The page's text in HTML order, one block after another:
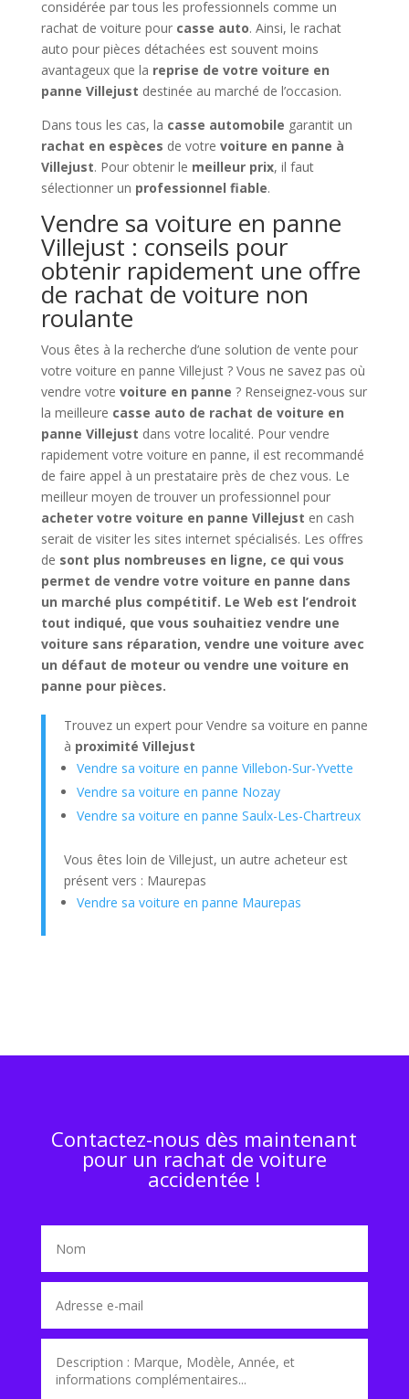
considérée par tous les professionnels comme un
rachat de voiture pour casse auto. Ainsi, le rachat
auto pour pièces détachées est souvent moins
avantageux que la reprise de votre voiture en
panne Villejust destinée au marché de l’occasion.
Dans tous les cas, la casse automobile garantit un
rachat en espèces de votre voiture en panne à
Villejust. Pour obtenir le meilleur prix, il faut
sélectionner un professionnel fiable.
Vendre sa voiture en panne
Villejust : conseils pour
obtenir rapidement une offre
de rachat de voiture non
roulante
Vous êtes à la recherche d’une solution de vente pour
votre voiture en panne Villejust ? Vous ne savez pas où
vendre votre voiture en panne ? Renseignez-vous sur
la meilleure casse auto de rachat de voiture en
panne Villejust dans votre localité. Pour vendre
rapidement votre voiture en panne, il est recommandé
de faire appel à un prestataire près de chez vous. Le
meilleur moyen de trouver un professionnel pour
acheter votre voiture en panne Villejust en cash
serait de visiter les sites internet spécialisés. Les offres
de sont plus nombreuses en ligne, ce qui vous
permet de vendre votre voiture en panne dans
un marché plus compétitif. Le Web est l’endroit
tout indiqué, que vous souhaitiez vendre une
voiture sans réparation, vendre une voiture avec
un défaut de moteur ou vendre une voiture en
panne pour pièces.
Trouvez un expert pour Vendre sa voiture en panne
à proximité Villejust
Vendre sa voiture en panne Villebon-Sur-Yvette
Vendre sa voiture en panne Nozay
Vendre sa voiture en panne Saulx-Les-Chartreux
Vous êtes loin de Villejust, un autre acheteur est
présent vers : Maurepas
Vendre sa voiture en panne Maurepas
Contactez-nous dès maintenant
pour un rachat de voiture
accidentée !